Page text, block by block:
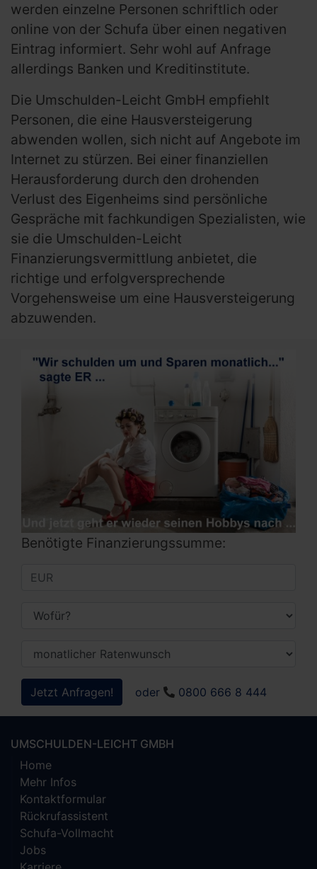
werden einzelne Personen schriftlich oder
online von der Schufa über einen negativen
Eintrag informiert. Sehr wohl auf Anfrage
allerdings Banken und Kreditinstitute.
Die Umschulden-Leicht GmbH empfiehlt
Personen, die eine Hausversteigerung
abwenden wollen, sich nicht auf Angebote im
Internet zu stürzen. Bei einer finanziellen
Herausforderung durch den drohenden
Verlust des Eigenheims sind persönliche
Gespräche mit fachkundigen Spezialisten, wie
sie die Umschulden-Leicht
Finanzierungsvermittlung anbietet, die
richtige und erfolgversprechende
Vorgehensweise um eine Hausversteigerung
abzuwenden.
Benötigte Finanzierungssumme:
Jetzt Anfragen! oder 0800 666 8 444
UMSCHULDEN-LEICHT GMBH
Home
Mehr Infos
Kontaktformular
Rückrufassistent
Schufa-Vollmacht
Jobs